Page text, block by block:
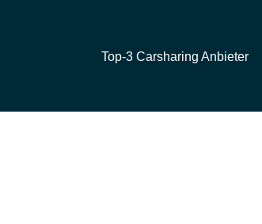
Top-3 Carsharing Anbieter